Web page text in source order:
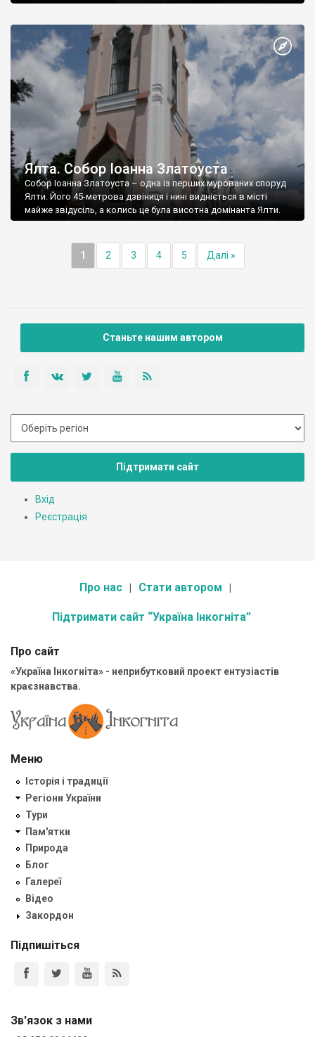
Ялта. Собор Іоанна Златоуста
Собор Іоанна Златоуста – одна із перших мурованих споруд
Ялти. Його 45-метрова дзвіниця і нині видніється в місті
майже звідусіль, а колись це була висотна домінанта Ялти.
1 2 3 4 5 Далі »
Станьте нашим автором
Підтримати сайт
Вхід
Реєстрація
Про нас Стати автором
Підтримати сайт “Україна Інкогніта”
Про сайт
«Україна Інкогніта» - неприбутковий проект ентузіастів
краєзнавства.
Меню
Історія і традиції
Регіони України
Тури
Пам'ятки
Природа
Блог
Галереї
Відео
Закордон
Підпишіться
Зв'язок з нами